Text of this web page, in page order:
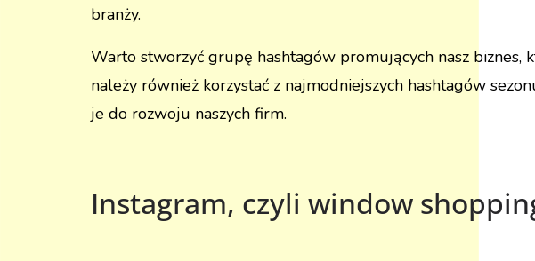
branży.
Warto stworzyć grupę hashtagów promujących nasz
należy również korzystać z najmodniejszych hashtagów
je do rozwoju naszych firm.
Instagram, czyli window